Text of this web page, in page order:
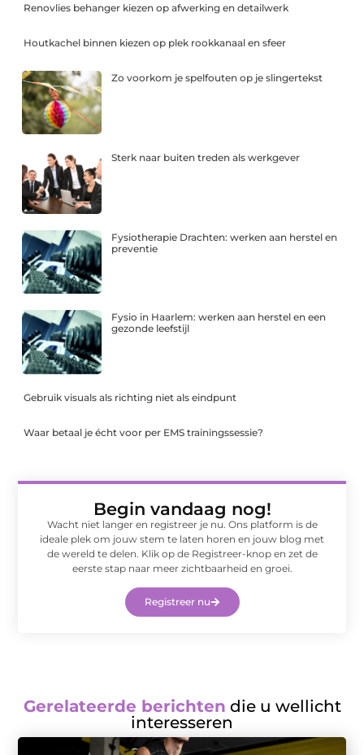
Renovlies behanger kiezen op afwerking en detailwerk
Houtkachel binnen kiezen op plek rookkanaal en sfeer
Zo voorkom je spelfouten op je slingertekst
Sterk naar buiten treden als werkgever
Fysiotherapie Drachten: werken aan herstel en
preventie
Fysio in Haarlem: werken aan herstel en een
gezonde leefstijl
Gebruik visuals als richting niet als eindpunt
Waar betaal je écht voor per EMS trainingssessie?
Begin vandaag nog!
Wacht niet langer en registreer je nu. Ons platform is de
ideale plek om jouw stem te laten horen en jouw blog met
de wereld te delen. Klik op de Registreer-knop en zet de
eerste stap naar meer zichtbaarheid en groei.
Registreer nu
Gerelateerde berichten die u wellicht
interesseren